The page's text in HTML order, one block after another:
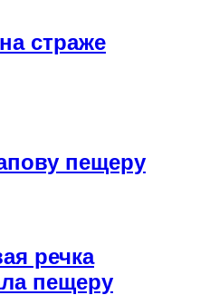
страже
пещеру
речка
пещеру